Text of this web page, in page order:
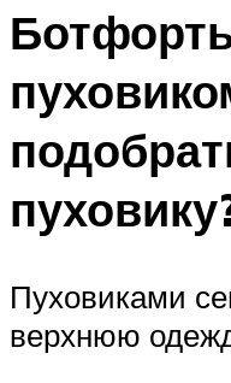
Пуховиками
верхнюю